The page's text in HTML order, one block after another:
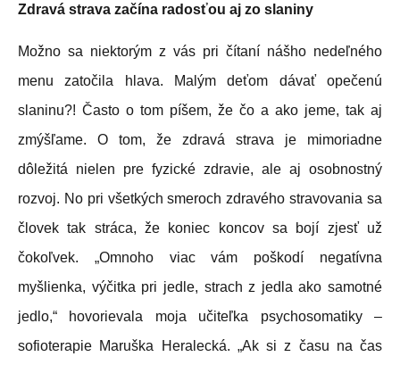
Zdravá strava začína radosťou aj zo slaniny
Možno sa niektorým z vás pri čítaní nášho nedeľného
menu zatočila hlava. Malým deťom dávať opečenú
slaninu?! Často o tom píšem, že čo a ako jeme, tak aj
zmýšľame. O tom, že zdravá strava je mimoriadne
dôležitá nielen pre fyzické zdravie, ale aj osobnostný
rozvoj. No pri všetkých smeroch zdravého stravovania sa
človek tak stráca, že koniec koncov sa bojí zjesť už
čokoľvek. „Omnoho viac vám poškodí negatívna
myšlienka, výčitka pri jedle, strach z jedla ako samotné
jedlo,“ hovorievala moja učiteľka psychosomatiky –
sofioterapie Maruška Heralecká. „Ak si z času na čas